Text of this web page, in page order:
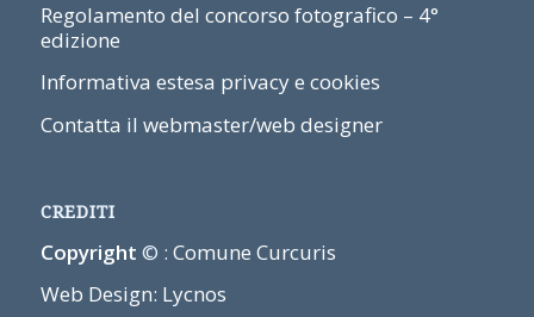
Regolamento del concorso fotografico – 4°
edizione
Informativa estesa privacy e cookies
Contatta il webmaster/web designer
CREDITI
Copyright © : Comune Curcuris
Web Design: Lycnos